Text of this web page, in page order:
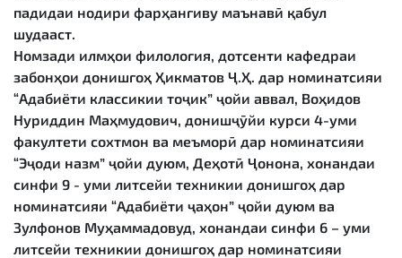
падидаи нодири фарҳангиву маънавӣ қабул
шудааст.
Номзади илмҳои филология, дотсенти кафедраи
забонҳои донишгоҳ Ҳикматов Ҷ.Ҳ. дар номинатсияи
“Адабиёти классикии тоҷик” ҷойи аввал, Воҳидов
Нуриддин Маҳмудович, донишҷӯйи курси 4-уми
факултети сохтмон ва меъморӣ дар номинатсияи
“Эҷоди назм” ҷойи дуюм, Деҳотӣ Ҷонона, хонандаи
синфи 9 - уми литсейи техникии донишгоҳ дар
номинатсияи “Адабиёти ҷаҳон” ҷойи дуюм ва
Зулфонов Муҳаммадовуд, хонандаи синфи 6 – уми
литсейи техникии донишгоҳ дар номинатсияи